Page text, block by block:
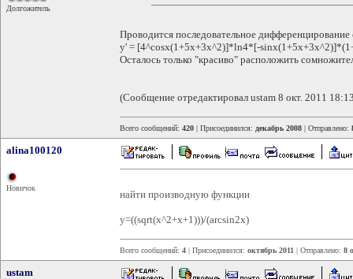
Долгожитель
Проводится последовательное
y' = [4^cosx(1+5x+3x^2)]*ln4*[-
Осталось только "красиво" расположить
(Сообщение отредактировал ustam 8 окт. 2011
Всего сообщений: 420 | Присоединился: декабрь 2008 | Отправлено:
alina100120
Новичок
найти производную функции
y=((sqrt(x^2+x+1)))/(arcsin2x)
Всего сообщений: 4 | Присоединился: октябрь 2011 | Отправлено: 8
ustam